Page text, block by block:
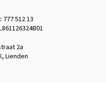
2a
Lienden
777 512 13